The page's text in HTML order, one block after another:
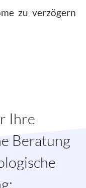
zu verzögern
Ihre
Beratung